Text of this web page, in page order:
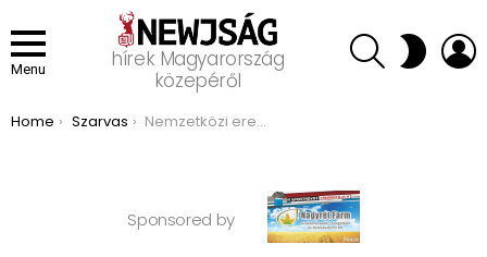
Menu
hírek Magyarország
közepéről
SEARCH SWITCH
SKIN
You are here:
Home Szarvas Nemzetközi eredményekkel és nyolc korosztályos válogatottal zárta az évet a Szarvasi Kajak-Kenu Club
Sponsored by